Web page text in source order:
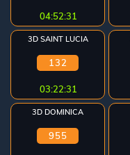
04:52:31
3D SAINT LUCIA
132
03:22:31
3D DOMINICA
955